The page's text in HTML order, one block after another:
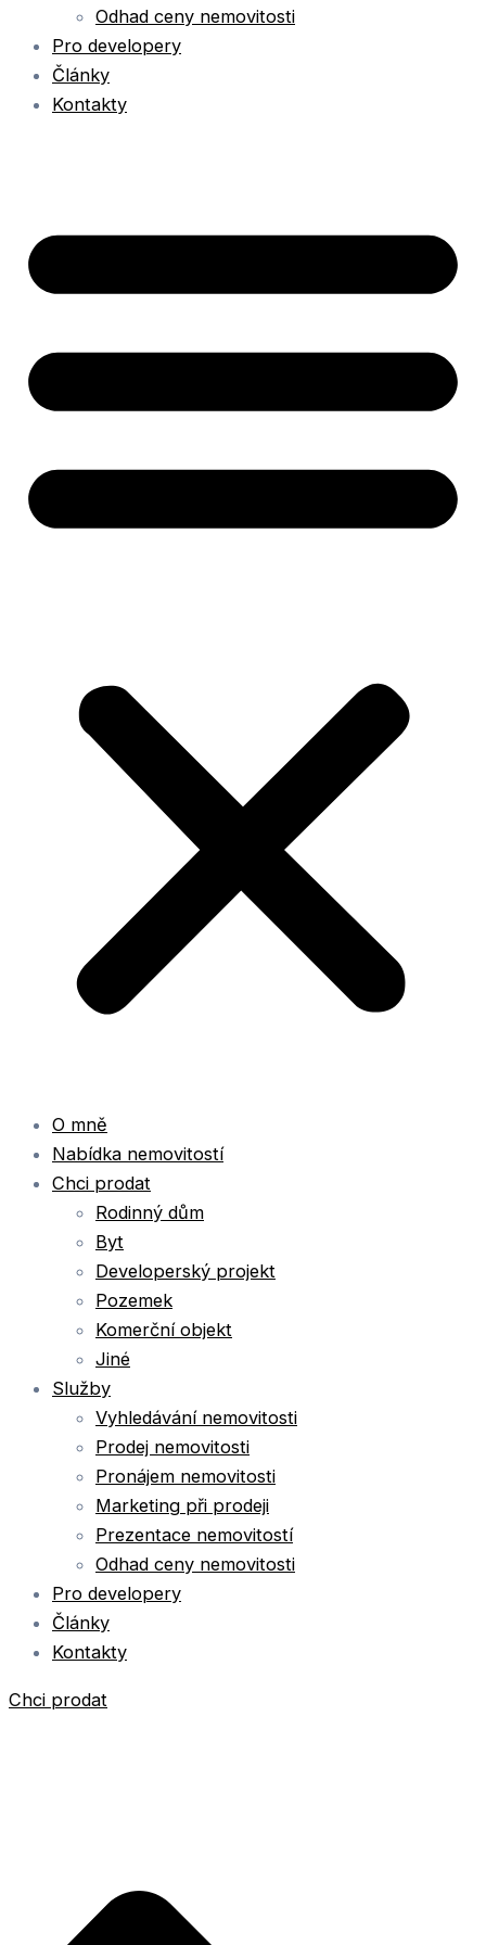
Odhad ceny nemovitosti
Pro developery
Články
Kontakty
O mně
Nabídka nemovitostí
Chci prodat
Rodinný dům
Byt
Developerský projekt
Pozemek
Komerční objekt
Jiné
Služby
Vyhledávání nemovitosti
Prodej nemovitosti
Pronájem nemovitosti
Marketing při prodeji
Prezentace nemovitostí
Odhad ceny nemovitosti
Pro developery
Články
Kontakty
Chci prodat